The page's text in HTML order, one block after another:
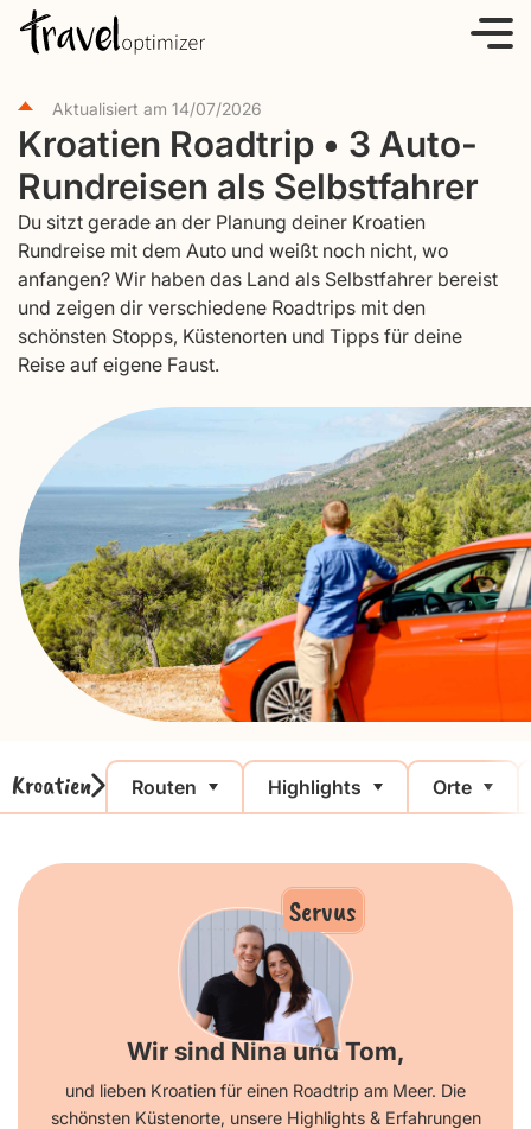
Aktualisiert am 14/07/2026
Kroatien Roadtrip • 3 Auto-
Rundreisen als Selbstfahrer
Du sitzt gerade an der Planung deiner Kroatien
Rundreise mit dem Auto und weißt noch nicht, wo
anfangen? Wir haben das Land als Selbstfahrer bereist
und zeigen dir verschiedene Roadtrips mit den
schönsten Stopps, Küstenorten und Tipps für deine
Reise auf eigene Faust.
Kroatien Routen Highlights Orte
Servus
Wir sind Nina und Tom,
und lieben Kroatien für einen Roadtrip am Meer. Die
schönsten Küstenorte, unsere Highlights & Erfahrungen